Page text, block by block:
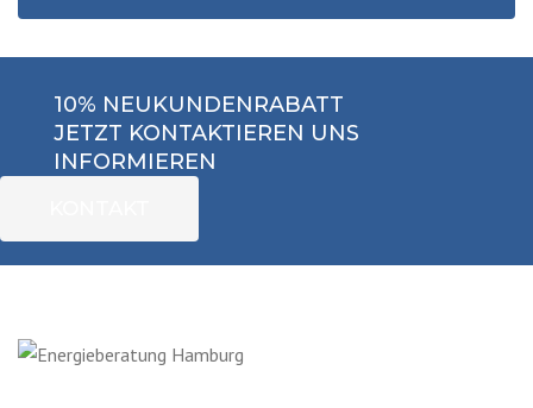
10% NEUKUNDENRABATT
JETZT KONTAKTIEREN UNS
INFORMIEREN